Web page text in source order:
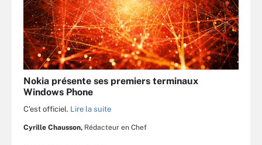
Nokia présente ses premiers terminaux
Windows Phone
C'est officiel. Lire la suite
Cyrille Chausson, Rédacteur en Chef